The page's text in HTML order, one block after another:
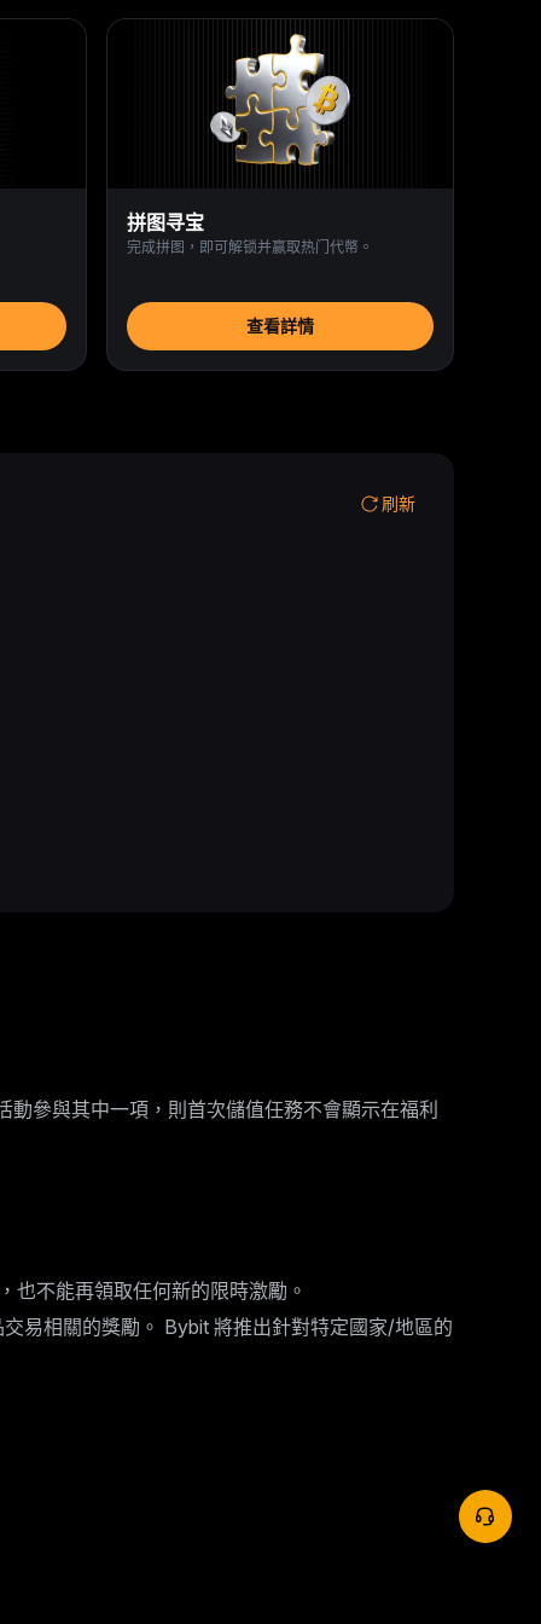
拼图寻宝
完成拼图，即可解锁并赢取热门代幣。
查看詳情
刷新
參與其中一項，則首次儲值任務不會顯示在福利
也不能再領取任何新的限時激勵。
易相關的獎勵。 Bybit 將推出針對特定國家/地區的